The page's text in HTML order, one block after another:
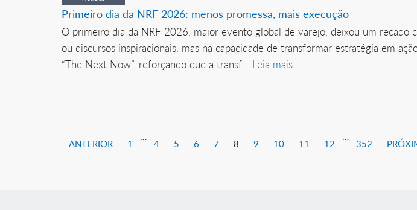
Primeiro dia da NRF 2026: menos promessa, mais execução
O primeiro dia da NRF 2026, maior evento global de varejo, deixou um recado
ou discursos inspiracionais, mas na capacidade de transformar estratégia em
“The Next Now”, reforçando que a transf... Leia mais
ANTERIOR 1
…
4 5 6 7 8 9 10 11 12
…
352